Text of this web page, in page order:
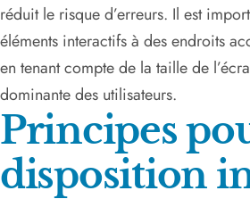
réduit le risque d’erreurs. Il est
éléments interactifs à des endroits
en tenant compte de la taille de
dominante des utilisateurs.
Principes
disposition